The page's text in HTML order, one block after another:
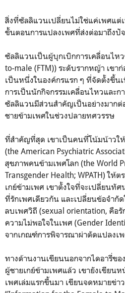
สิ่งที่ซัลลิแวนเปลี่ยนไม่ใช่แค่เพศแต่
ขั้นตอนการแปลงเพศที่ส่งต่อมาถึงปั
ซัลลิแวนเป็นผู้บุกเบิกการเคลื่อนไห
to-male (FTM)) ระดับรากหญ้า เขา
เป็นหนึ่งในองค์กรแรก ๆ ที่จัดตั้งขึ้น
การเป็นนักกิจกรรมเคลื่อนไหวและ
ซัลลิแวนมีส่วนสำคัญเป็นอย่างมากต่
ชายข้ามเพศในช่วงปลายทศวรรษ
ที่สำคัญที่สุด เขาเป็นคนที่โน้มน้าวใ
(the American Psychiatric
สุขภาพคนข้ามเพศโลก (the World
Transgender Health; WPATH) ให้
เกย์ข้ามเพศ เขาตั้งใจที่จะเปลี่ยนทั
ที่รักเพศเดียวกัน และเปลี่ยนข้อจำกั
ลบเพศวิถี (sexual orientation, คือ
ความไม่พอใจในเพศ (Gender
จากเกณฑ์การพิจารณาผ่าตัดแปลงเ
ทางด้านงานเขียนนอกจากไดอารี่ขอ
ผู้ชายเกย์ข้ามเพศแล้ว เขายังเขียน
เพศเล่มแรกขึ้นมา เขียนจดหมายข่าว